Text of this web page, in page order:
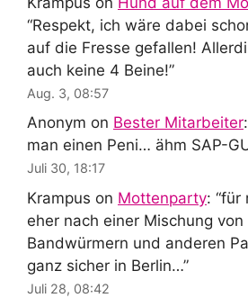
“Respekt, ich wäre dabei
auf die Fresse gefallen!
auch keine 4 Beine!”
Aug. 3, 08:57
Anonym on Bester Mitarbeiter
man einen Peni… ähm SAP-
Juli 30, 18:17
Krampus on Mottenparty: “für
eher nach einer Mischung von
Bandwürmern und anderen
ganz sicher in Berlin…”
Juli 28, 08:42